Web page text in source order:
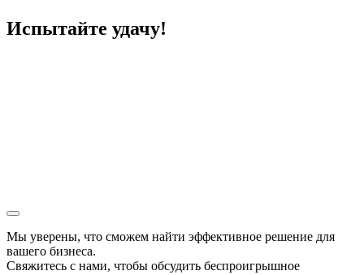
Испытайте удачу!
Мы уверены, что сможем найти эффективное решение для
вашего бизнеса.
Свяжитесь с нами, чтобы обсудить беспроигрышное